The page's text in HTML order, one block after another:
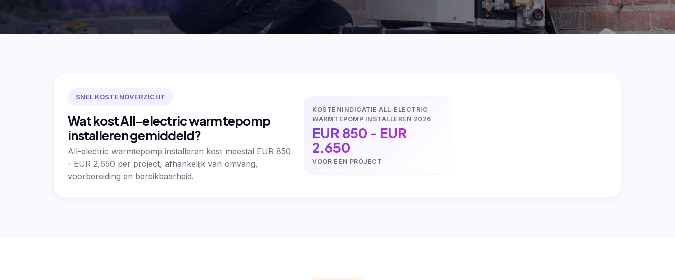
SNEL KOSTENOVERZICHT
Wat kost All-electric warmtepomp
installeren gemiddeld?
All-electric warmtepomp installeren kost meestal EUR 850
- EUR 2,650 per project, afhankelijk van omvang,
voorbereiding en bereikbaarheid.
KOSTENINDICATIE ALL-ELECTRIC
WARMTEPOMP INSTALLEREN 2026
EUR 850 - EUR
2.650
VOOR EEN PROJECT